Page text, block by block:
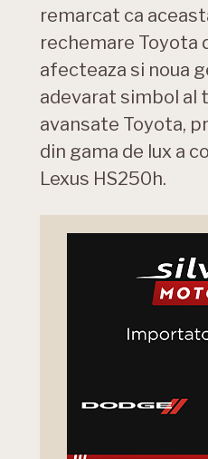
remarcat ca
rechemare Toyota
afecteaza si noua
adevarat simbol al
avansate Toyota,
din gama de lux a
Lexus HS250h.